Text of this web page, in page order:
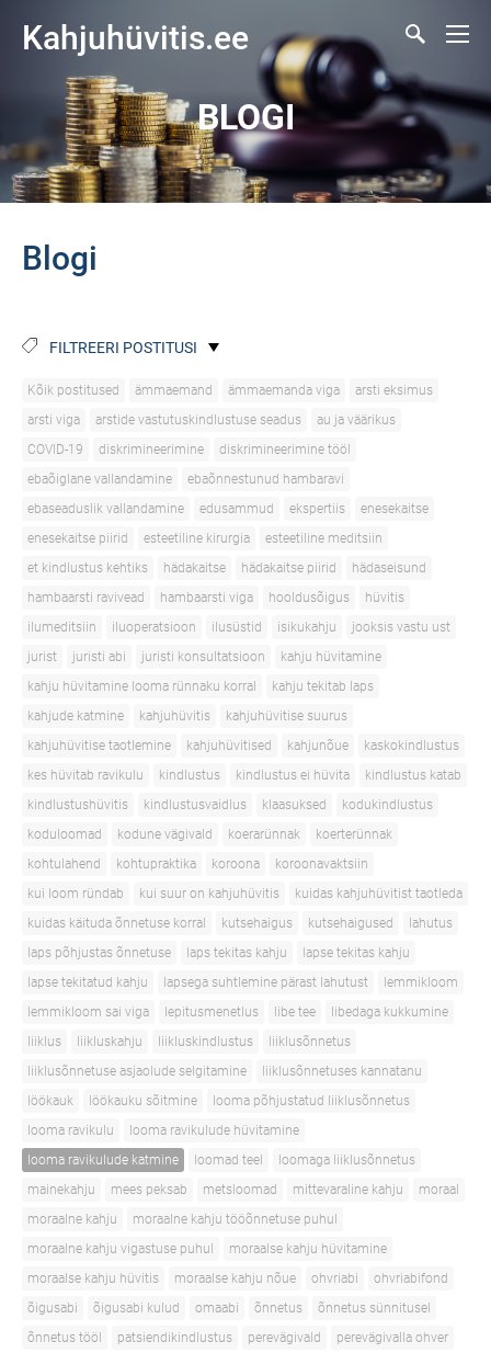
Kahjuhüvitis.ee
BLOGI
Blogi
FILTREERI POSTITUSI
Kõik postitused ämmaemand ämmaemanda viga
arsti eksimus
arsti viga
arstide vastutuskindlustuse seadus
au ja väärikus
COVID-19
diskrimineerimine
diskrimineerimine tööl
ebaõiglane vallandamine
ebaõnnestunud hambaravi
ebaseaduslik vallandamine
edusammud ekspertiis
enesekaitse
enesekaitse piirid
esteetiline kirurgia
esteetiline meditsiin
et kindlustus kehtiks
hädakaitse hädakaitse piirid
hädaseisund
hambaarsti ravivead
hambaarsti viga hooldusõigus
hüvitis
ilumeditsiin
iluoperatsioon ilusüstid isikukahju
jooksis vastu ust
jurist
juristi abi juristi konsultatsioon
kahju hüvitamine
kahju hüvitamine looma rünnaku korral
kahju tekitab laps
kahjude katmine
kahjuhüvitis
kahjuhüvitise suurus
kahjuhüvitise taotlemine
kahjuhüvitised kahjunõue
kaskokindlustus
kes hüvitab ravikulu
kindlustus kindlustus ei hüvita
kindlustus katab
kindlustushüvitis
kindlustusvaidlus klaasuksed
kodukindlustus
koduloomad
kodune vägivald koerarünnak
koerterünnak
kohtulahend
kohtupraktika koroona
koroonavaktsiin
kui loom ründab
kui suur on kahjuhüvitis
kuidas kahjuhüvitist taotleda
kuidas käituda õnnetuse korral
kutsehaigus kutsehaigused
lahutus
laps põhjustas õnnetuse
laps tekitas kahju
lapse tekitas kahju
lapse tekitatud kahju
lapsega suhtlemine pärast lahutust
lemmikloom
lemmikloom sai viga
lepitusmenetlus libe tee
libedaga kukkumine
liiklus
liikluskahju liikluskindlustus
liiklusõnnetus
liiklusõnnetuse asjaolude selgitamine
liiklusõnnetuses kannatanu
löökauk
löökauku sõitmine
looma põhjustatud liiklusõnnetus
looma ravikulu
looma ravikulude hüvitamine
looma ravikulude katmine
loomad teel
loomaga liiklusõnnetus
mainekahju
mees peksab metsloomad mittevaraline kahju
moraal
moraalne kahju
moraalne kahju tööõnnetuse puhul
moraalne kahju vigastuse puhul
moraalse kahju hüvitamine
moraalse kahju hüvitis
moraalse kahju nõue ohvriabi
ohvriabifond
õigusabi
õigusabi kulud omaabi õnnetus
õnnetus sünnitusel
õnnetus tööl
patsiendikindlustus perevägivald
perevägivalla ohver